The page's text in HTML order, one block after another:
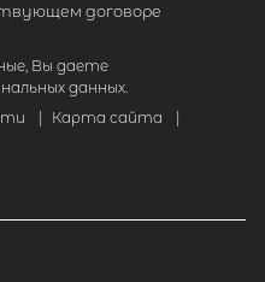
договоре
Вы даете
данных.
Карта сайта